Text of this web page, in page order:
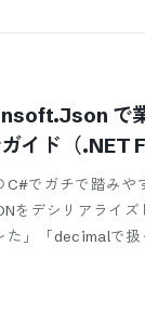
で
イド（.NET
C#でガチで踏みや
をデシリアライ
た」「decimalで扱